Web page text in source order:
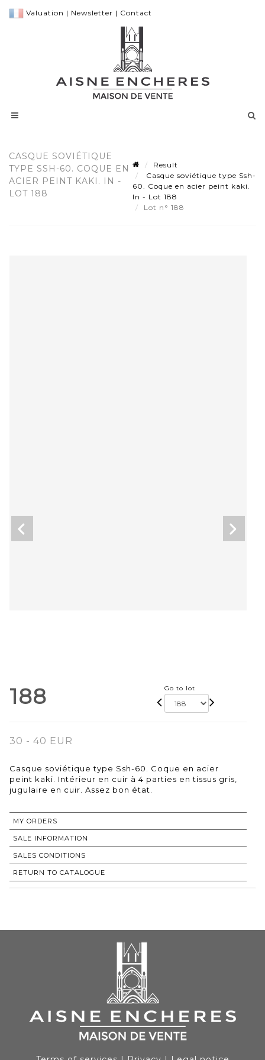
Valuation | Newsletter | Contact
CASQUE SOVIÉTIQUE
TYPE SSH-60. COQUE EN
ACIER PEINT KAKI. IN -
LOT 188
Result
Casque soviétique type Ssh-
60. Coque en acier peint kaki.
In - Lot 188
Lot n° 188
188 Go to lot
30 - 40 EUR
Casque soviétique type Ssh-60. Coque en acier
peint kaki. Intérieur en cuir à 4 parties en tissus gris,
jugulaire en cuir. Assez bon état.
MY ORDERS
SALE INFORMATION
SALES CONDITIONS
RETURN TO CATALOGUE